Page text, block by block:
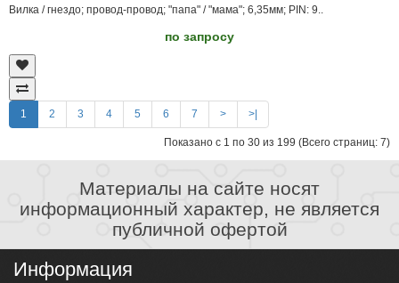
Вилка / гнездо; провод-провод; "папа" / "мама"; 6,35мм; PIN: 9..
по запросу
1 2 3 4 5 6 7 > >|
Показано с 1 по 30 из 199 (Всего страниц: 7)
Материалы на сайте носят
информационный характер, не является
публичной офертой
Информация